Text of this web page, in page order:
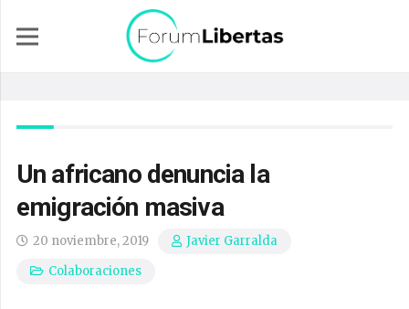
Un africano denuncia la
emigración masiva
20 noviembre, 2019
Javier Garralda
Colaboraciones